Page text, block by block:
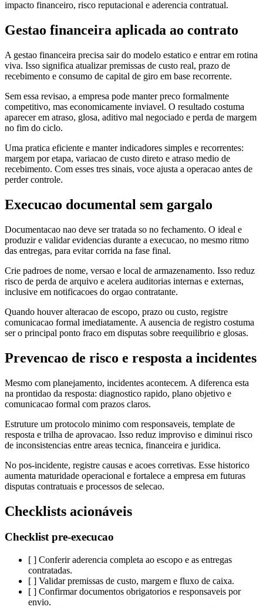
impacto financeiro, risco reputacional e aderencia contratual.
Gestao financeira aplicada ao contrato
A gestao financeira precisa sair do modelo estatico e entrar em rotina
viva. Isso significa atualizar premissas de custo real, prazo de
recebimento e consumo de capital de giro em base recorrente.
Sem essa revisao, a empresa pode manter preco formalmente
competitivo, mas economicamente inviavel. O resultado costuma
aparecer em atraso, glosa, aditivo mal negociado e perda de margem
no fim do ciclo.
Uma pratica eficiente e manter indicadores simples e recorrentes:
margem por etapa, variacao de custo direto e atraso medio de
recebimento. Com esses tres sinais, voce ajusta a operacao antes de
perder controle.
Execucao documental sem gargalo
Documentacao nao deve ser tratada so no fechamento. O ideal e
produzir e validar evidencias durante a execucao, no mesmo ritmo
das entregas, para evitar corrida na fase final.
Crie padroes de nome, versao e local de armazenamento. Isso reduz
risco de perda de arquivo e acelera auditorias internas e externas,
inclusive em notificacoes do orgao contratante.
Quando houver alteracao de escopo, prazo ou custo, registre
comunicacao formal imediatamente. A ausencia de registro costuma
ser o principal ponto fraco em disputas sobre reequilibrio e glosas.
Prevencao de risco e resposta a incidentes
Mesmo com planejamento, incidentes acontecem. A diferenca esta
na prontidao da resposta: diagnostico rapido, plano objetivo e
comunicacao formal com prazos claros.
Estruture um protocolo minimo com responsaveis, template de
resposta e trilha de aprovacao. Isso reduz improviso e diminui risco
de inconsistencias entre areas tecnica, financeira e juridica.
No pos-incidente, registre causas e acoes corretivas. Esse historico
aumenta maturidade operacional e fortalece a empresa em futuras
disputas contratuais e processos de selecao.
Checklists acionáveis
Checklist pre-execucao
[ ] Conferir aderencia completa ao escopo e as entregas
contratadas.
[ ] Validar premissas de custo, margem e fluxo de caixa.
[ ] Confirmar documentos obrigatorios e responsaveis por
envio.